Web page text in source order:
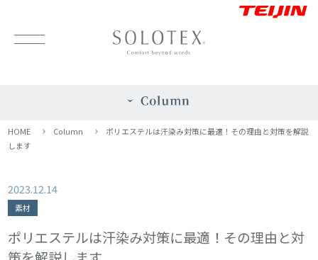
HOME Column
ポリエステルは汗染み対策に最適！その理由と対策を解説
します
2023.12.14
素材
ポリエステルは汗染み対策に最適！その理由と対